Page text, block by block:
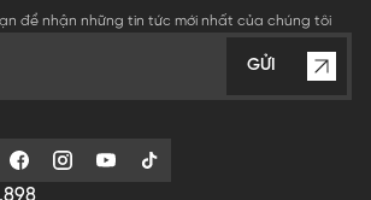
để nhận những tin tức mới nhất của chúng tôi
GỬI